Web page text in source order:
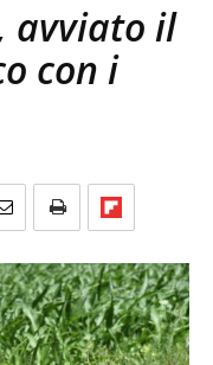
avviato il
con i